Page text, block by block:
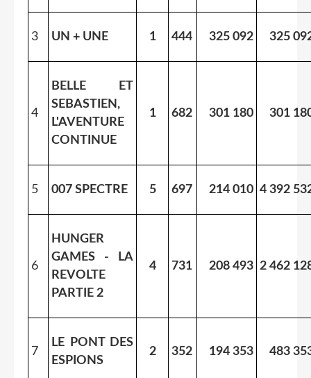
3 UN + UNE 1 444 325 092 325
4
BELLE ET
SEBASTIEN,
L'AVENTURE
CONTINUE
1 682 301 180 301
5 007 SPECTRE 5 697 214 010 4 392
6
HUNGER
GAMES - LA
REVOLTE
PARTIE 2
4 731 208 493 2 462
7
LE PONT DES
ESPIONS
2 352 194 353 483